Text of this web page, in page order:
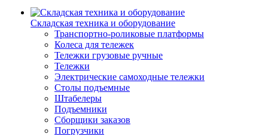
Складская техника и оборудование
Транспортно-роликовые платформы
Колеса для тележек
Тележки грузовые ручные
Тележки
Электрические самоходные тележки
Столы подъемные
Штабелеры
Подъемники
Сборщики заказов
Погрузчики